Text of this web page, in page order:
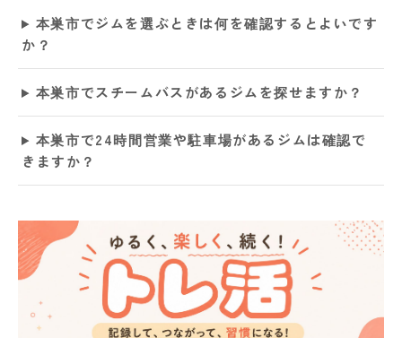
本巣市でジムを選ぶときは何を確認するとよいです
か？
本巣市でスチームバスがあるジムを探せますか？
本巣市で24時間営業や駐車場があるジムは確認で
きますか？